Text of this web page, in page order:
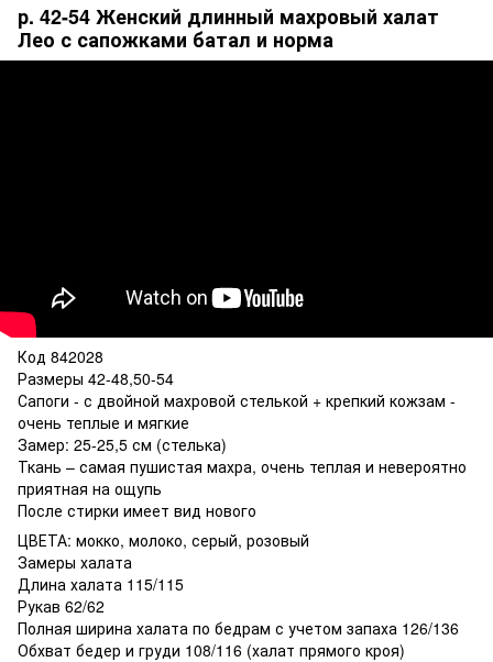
р. 42-54 Женский длинный махровый халат
Лео с сапожками батал и норма
Код 842028
Размеры 42-48,50-54
Сапоги - с двойной махровой стелькой + крепкий кожзам -
очень теплые и мягкие
Замер: 25-25,5 см (стелька)
Ткань – самая пушистая махра, очень теплая и невероятно
приятная на ощупь
После стирки имеет вид нового
ЦВЕТА: мокко, молоко, серый, розовый
Замеры халата
Длина халата 115/115
Рукав 62/62
Полная ширина халата по бедрам с учетом запаха 126/136
Обхват бедер и груди 108/116 (халат прямого кроя)